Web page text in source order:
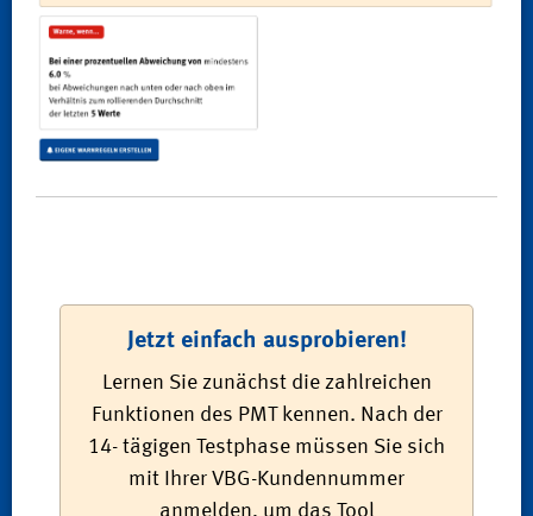
Jetzt einfach ausprobieren!
Lernen Sie zunächst die zahlreichen
Funktionen des PMT kennen. Nach der
14- tägigen Testphase müssen Sie sich
mit Ihrer VBG-Kundennummer
anmelden, um das Tool